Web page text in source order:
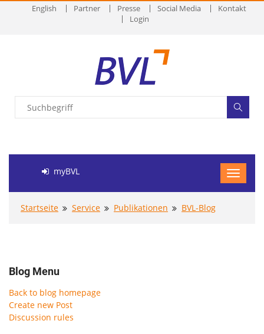
English Partner Presse Social Media
Kontakt
Login
myBVL
Startseite Service Publikationen BVL-Blog
Blog Menu
Back to blog homepage
Create new Post
Discussion rules